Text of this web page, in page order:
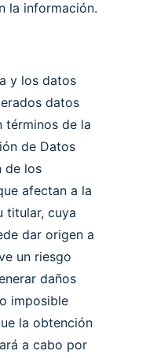
la información.
y los datos
datos
términos de la
de Datos
de los
afectan a la
titular, cuya
dar origen a
un riesgo
daños
imposible
la obtención
a cabo por